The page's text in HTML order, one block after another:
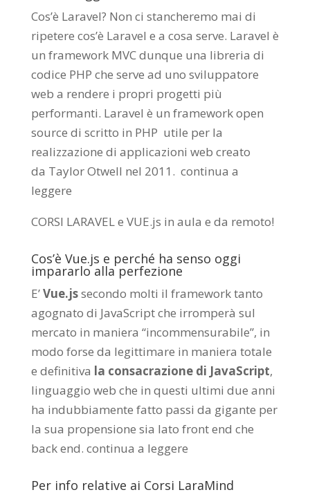
Cos’è Laravel? Non ci stancheremo mai di
ripetere cos’è Laravel e a cosa serve. Laravel è
un framework MVC dunque una libreria di
codice PHP che serve ad uno sviluppatore
web a rendere i propri progetti più
performanti. Laravel è un framework open
source di scritto in PHP utile per la
realizzazione di applicazioni web creato
da Taylor Otwell nel 2011. continua a
leggere
CORSI LARAVEL e VUE.js in aula e da remoto!
Cos’è Vue.js e perché ha senso oggi
impararlo alla perfezione
E’Vue.jssecondo molti il framework tanto
agognato di JavaScript che irromperà sul
mercato in maniera “incommensurabile”, in
modo forse da legittimare in maniera totale
e definitiva la consacrazione di JavaScript,
linguaggio web che in questi ultimi due anni
ha indubbiamente fatto passi da gigante per
la sua propensione sia lato front end che
back end. continua a leggere
Per info relative ai Corsi LaraMind